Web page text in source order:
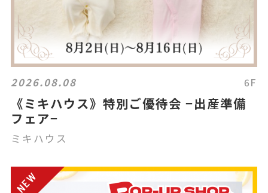
2026.08.08 6F
《ミキハウス》特別ご優待会 −出産準備
フェア−
ミキハウス